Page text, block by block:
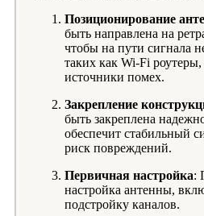
Позиционирование
быть направлена на
чтобы на пути сигнала
таких как Wi-Fi
источники помех.
Закрепление
быть закреплена
обеспечит стабильный
риск повреждений.
Первичная настройка:
настройка антенны,
подстройку каналов.